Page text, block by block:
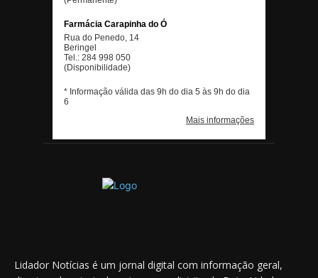
Lidador Notícias é um jornal digital com informação geral,